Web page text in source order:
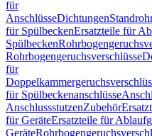
für
AnschlüsseDichtungen
für SpülbeckenErsatzteile für
Spülbecken
Rohrbogengeruchsverschlüsse
für
für Spülbeckenanschlüsse
AnschlussstutzenZubehör
für GeräteErsatzteile für
Geräte